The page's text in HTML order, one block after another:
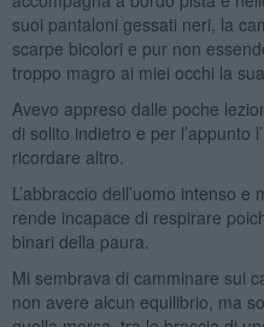
suoi pantaloni gessati neri, la
scarpe bicolori e pur non
troppo magro ai miei occhi la
Avevo appreso dalle poche
di solito indietro e per l’appunto l’
ricordare altro.
L’abbraccio dell’uomo intenso
rende incapace di respirare
binari della paura.
Mi sembrava di camminare sui
non avere alcun equilibrio, ma